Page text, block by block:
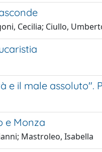
Cecilia; Ciullo,
il male assoluto".
e Monza
Mastroleo, Isabella